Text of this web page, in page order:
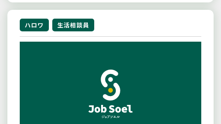
ハロワ 生活相談員